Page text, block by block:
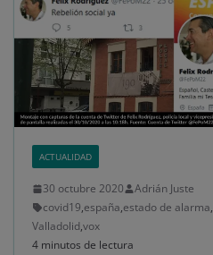
ACTUALIDAD
30 octubre 2020
Adrián Juste
covid19,españa,estado de alarma,
Valladolid,vox
4 minutos de lectura